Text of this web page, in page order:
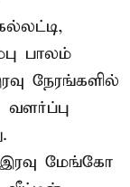
பாலம்
நேரங்களில்
வளர்ப்பு
மேங்கோ